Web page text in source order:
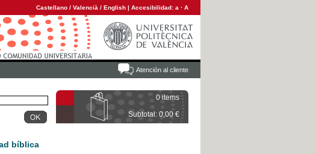
Castellano / Valencià / English | Accesibilidad: a · A
Atención al cliente
0 items
Subtotal: 0,00 €
bíblica